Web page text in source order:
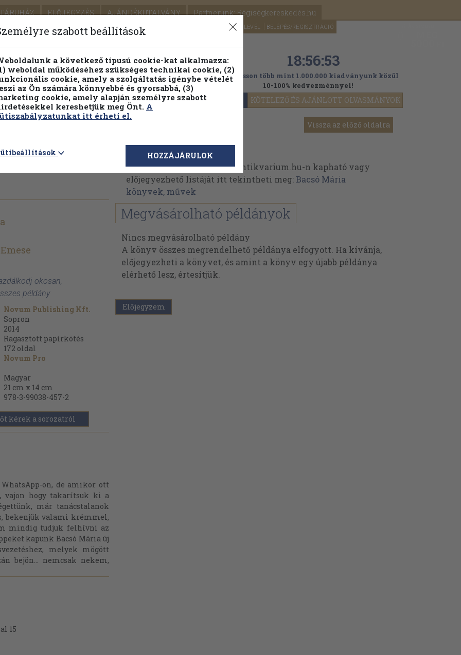
ELŐJEGYZÉS AJÁNDÉKUTALVÁNY Partnerünk: Régiségkereskedés.hu
SEGÍTSÉG HÍRLEVÉL BELÉPÉS/REGISZTRÁCIÓ
PILLANATNYI ÁRAINK FENNTARTHATÓ OLVASMÁNYOK KÖTELEZŐ ÉS AJÁNLOTT OLVASMÁNYOK
Részletes kereső Témaköri fa 18:56:53
Válogasson több mint 1.000.000 kiadványunk közül
10-100% kedvezménnyel!
Vissza az előző oldalra
okosan,
példány
Novum Publishing Kft.
Sopron
2014
Ragasztott papírkötés
172 oldal
Novum Pro
Magyar
21 cm x 14 cm
978-3-99038-457-2
kérek a sorozatról
on, de amikor ott
vajon hogy takarítsuk ki a
már tanácstalanok
bekenjük valami krémmel,
mindig tudjuk felhívni az
kapunk Bacsó Mária új
melyek mögött
bejön... nemcsak nekem,
15
Bacsó Mária
Bacsó Mária műveinek az Antikvarium.hu-n kapható vagy
előjegyezhető listáját itt tekintheti meg:Bacsó Mária
könyvek, művek
Megvásárolható példányok
Nincs megvásárolható példány
A könyv összes megrendelhető példánya elfogyott. Ha kívánja,
előjegyezheti a könyvet, és amint a könyv egy újabb példánya
elérhető lesz, értesítjük.
Előjegyzem
szabott beállítások
a következő típusú cookie-kat alkalmazza:
weboldal működéséhez szükséges technikai cookie, (2)
cookie, amely a szolgáltatás igénybe vételét
az Ön számára könnyebbé és gyorsabbá, (3)
cookie, amely alapján személyre szabott
kereshetjük meg Önt. A
itt érheti el.
HOZZÁJÁRULOK